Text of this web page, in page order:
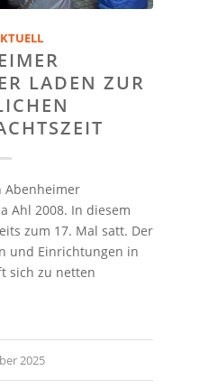
LADEN ZUR
Abenheimer
Ahl 2008. In diesem
zum 17. Mal satt. Der
und Einrichtungen in
sich zu netten
2025